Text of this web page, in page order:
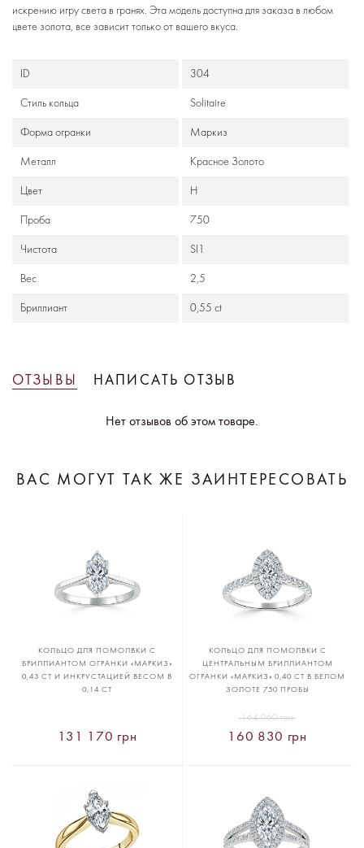
искрению игру света в гранях. Эта модель доступна для заказа в любом
цвете золота, все зависит только от вашего вкуса.
ID 304
Стиль кольца Solitaire
Формa огранки Маркиз
Металл Красное Золото
Цвет H
Проба 750
Чистота SI1
Вес 2,5
Бриллиант 0,55 ct
ОТЗЫВЫ НАПИСАТЬ ОТЗЫВ
Нет отзывов об этом товаре.
ВАС МОГУТ ТАК ЖЕ ЗАИНТЕРЕСОВАТЬ
КОЛЬЦО ДЛЯ ПОМОЛВКИ С
БРИЛЛИАНТОМ ОГРАНКИ «МАРКИЗ»
0,43 CT И ИНКРУСТАЦИЕЙ ВЕСОМ В
0,14 CT
131 170 грн
КОЛЬЦО ДЛЯ ПОМОЛВКИ С
ЦЕНТРАЛЬНЫМ БРИЛЛИАНТОМ
ОГРАНКИ «МАРКИЗ» 0,40 CT В БЕЛОМ
ЗОЛОТЕ 750 ПРОБЫ
160 830 грн
164 960 грн